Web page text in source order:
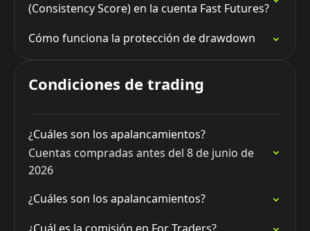
(Consistency Score) en la cuenta Fast Futures?
Cómo funciona la protección de drawdown
Condiciones de trading
¿Cuáles son los apalancamientos?
Cuentas compradas antes del 8 de junio de
2026
¿Cuáles son los apalancamientos?